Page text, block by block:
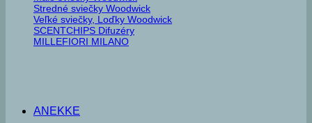
Stredné sviečky Woodwick
Veľké sviečky, Loďky Woodwick
SCENTCHIPS Difuzéry
MILLEFIORI MILANO
ANEKKE